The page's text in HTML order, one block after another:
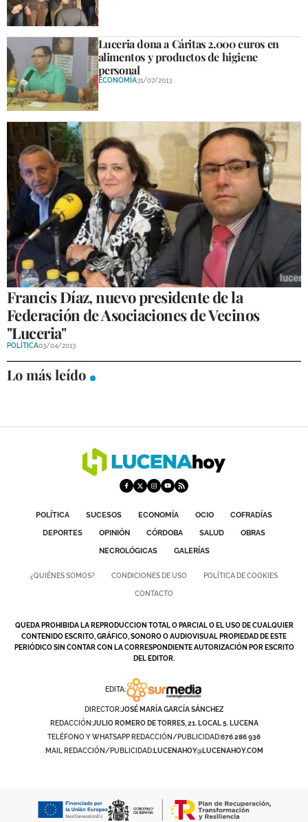
VENTANA CIUDADANA
CÓRDOBA
PROVINCIA
SUBBÉTICA HOY
OBRAS
NECROLÓGICAS
GALERÍAS
Luceria dona a Cáritas 2.000 euros en
alimentos y productos de higiene
personal
ECONOMÍA31/07/2013
Francis Díaz, nuevo presidente de la
Federación de Asociaciones de Vecinos
"Luceria"
POLÍTICA03/04/2013
Lo más leído
POLÍTICA SUCESOS ECONOMÍA OCIO
COFRADÍAS
DEPORTES
OPINIÓN CÓRDOBA SALUD
OBRAS
NECROLÓGICAS
GALERÍAS
¿QUIÉNES SOMOS? CONDICIONES DE USO POLÍTICA DE COOKIES
CONTACTO
QUEDA PROHIBIDA LA REPRODUCCION TOTAL O PARCIAL O EL USO DE CUALQUIER
CONTENIDO ESCRITO, GRÁFICO, SONORO O AUDIOVISUAL PROPIEDAD DE ESTE
PERIÓDICO SIN CONTAR CON LA CORRESPONDIENTE AUTORIZACIÓN POR ESCRITO
DEL EDITOR.
EDITA:
DIRECTOR:JOSÉ MARÍA GARCÍA SÁNCHEZ
REDACCIÓN:JULIO ROMERO DE TORRES, 21. LOCAL 5. LUCENA
TELÉFONO Y WHATSAPP REDACCIÓN/PUBLICIDAD:676 286 936
MAIL REDACCIÓN/PUBLICIDAD:LUCENAHOY@LUCENAHOY.COM